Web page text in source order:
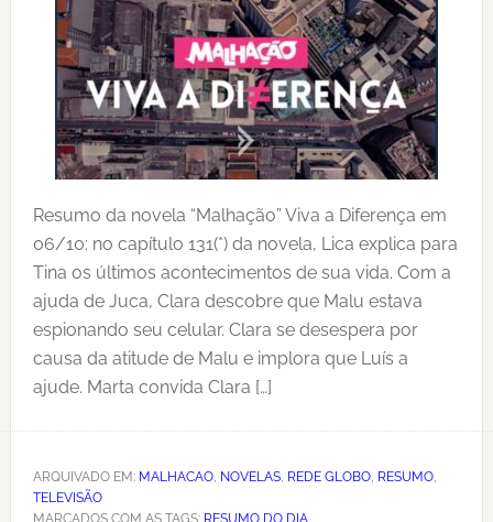
Resumo da novela “Malhação” Viva a Diferença em
06/10: no capítulo 131(*) da novela, Lica explica para
Tina os últimos acontecimentos de sua vida. Com a
ajuda de Juca, Clara descobre que Malu estava
espionando seu celular. Clara se desespera por
causa da atitude de Malu e implora que Luís a
ajude. Marta convida Clara […]
ARQUIVADO EM: MALHACAO, NOVELAS, REDE GLOBO, RESUMO,
TELEVISÃO
MARCADOS COM AS TAGS: RESUMO DO DIA